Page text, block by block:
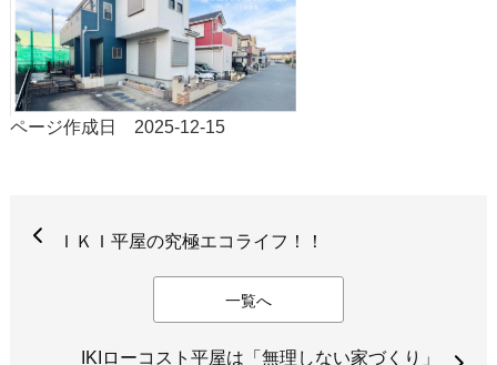
ページ作成日 2025-12-15
ＩＫＩ平屋の究極エコライフ！！
一覧へ
IKIローコスト平屋は「無理しない家づくり」